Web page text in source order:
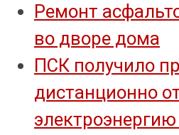
Ремонт
во дворе дома
ПСК получило
дистанционно